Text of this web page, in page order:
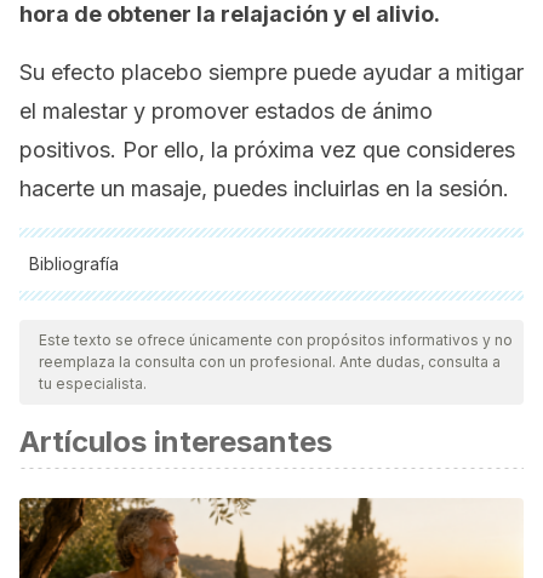
hora de obtener la relajación y el alivio.
Su efecto placebo siempre puede ayudar a mitigar
el malestar y promover estados de ánimo
positivos. Por ello, la próxima vez que consideres
hacerte un masaje, puedes incluirlas en la sesión.
Bibliografía
Todas las fuentes citadas fueron revisadas a profundidad por
nuestro equipo, para asegurar su calidad, confiabilidad,
vigencia y validez.La bibliografía de este artículo fue
científica.
S.R.N. Murthy and Raghuram Shenoy”, GEM THERAPY AND
EPILEPSY”,Anc Sci Life. 1990 Apr-Jun; 9(4): 185–190.
Miller FG, et al. (2009).
The placebo effect: Illness and
Este texto se ofrece únicamente con propósitos informativos y no
reemplaza la consulta con un profesional. Ante dudas, consulta a
tu especialista.
Artículos interesantes